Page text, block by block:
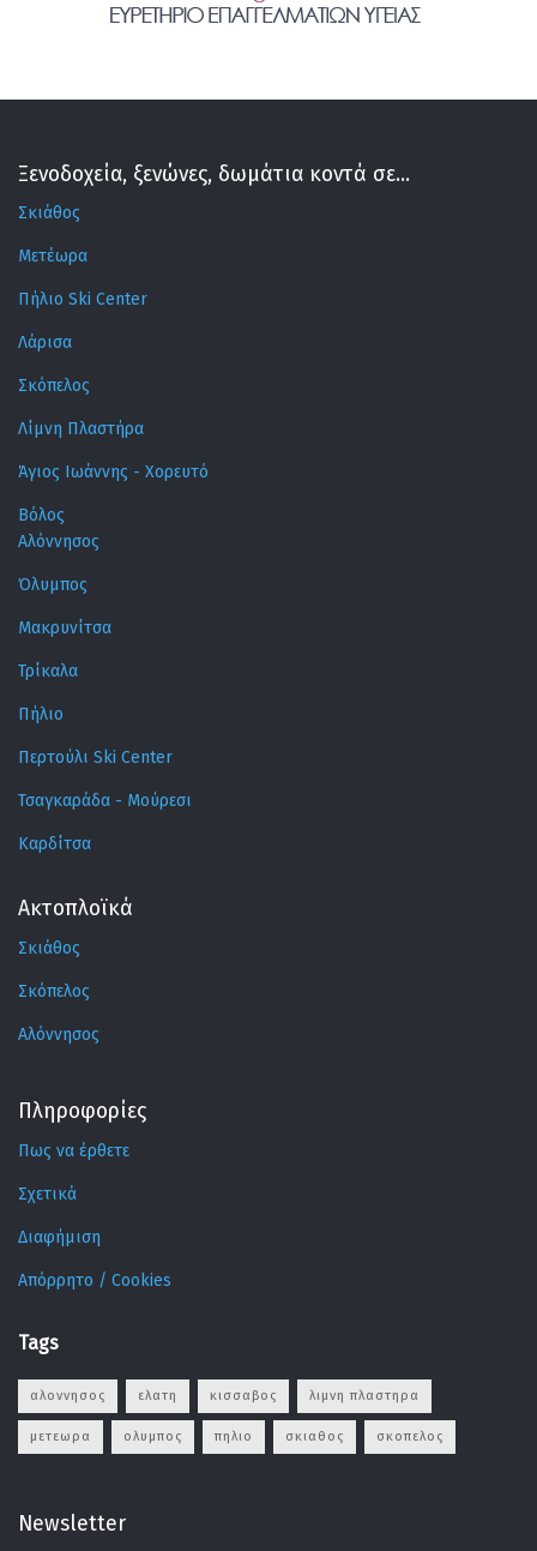
Ξενοδοχεία, ξενώνες, δωμάτια κοντά σε...
Σκιάθος
Μετέωρα
Πήλιο Ski Center
Λάρισα
Σκόπελος
Λίμνη Πλαστήρα
Άγιος Ιωάννης - Χορευτό
Βόλος
Αλόννησος
Όλυμπος
Μακρυνίτσα
Τρίκαλα
Πήλιο
Περτούλι Ski Center
Τσαγκαράδα - Μούρεσι
Καρδίτσα
Ακτοπλοϊκά
Σκιάθος
Σκόπελος
Αλόννησος
Πληροφορίες
Πως να έρθετε
Σχετικά
Διαφήμιση
Απόρρητο / Cookies
Tags
αλοννησος ελατη κισσαβος λιμνη πλαστηρα
μετεωρα ολυμπος πηλιο σκιαθος σκοπελος
Newsletter